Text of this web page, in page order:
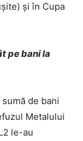
și în Cupa
pe bani la
de bani
Metalului
le-au